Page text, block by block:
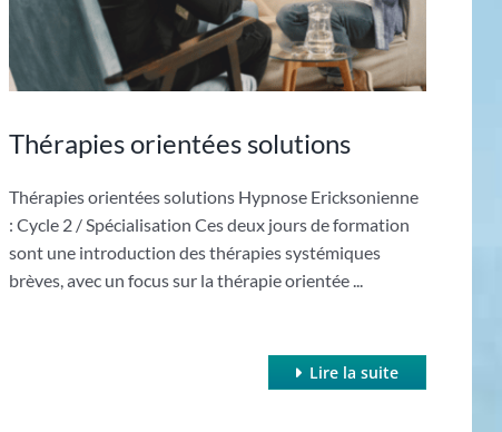
Thérapies orientées solutions
Thérapies orientées solutions Hypnose Ericksonienne
: Cycle 2 / Spécialisation Ces deux jours de formation
sont une introduction des thérapies systémiques
brèves, avec un focus sur la thérapie orientée ...
Lire la suite